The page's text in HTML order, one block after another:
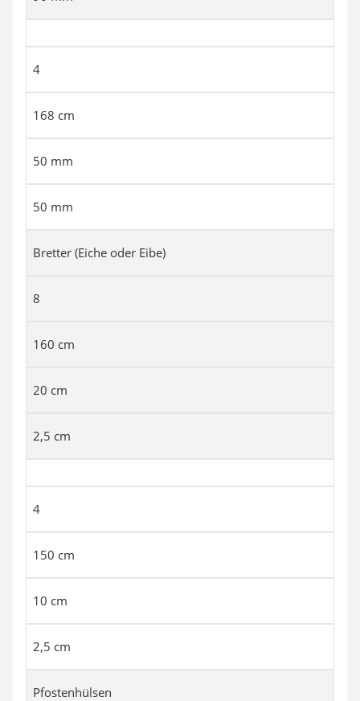
4
168 cm
50 mm
50 mm
Bretter (Eiche oder Eibe)
8
160 cm
20 cm
2,5 cm
4
150 cm
10 cm
2,5 cm
Pfostenhülsen